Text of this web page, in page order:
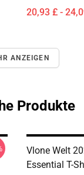
20,93 £ -
ANZEIGEN
Produkte
Vlone Welt
Essential T-